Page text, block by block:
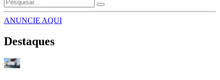
ANUNCIE AQUI
Destaques